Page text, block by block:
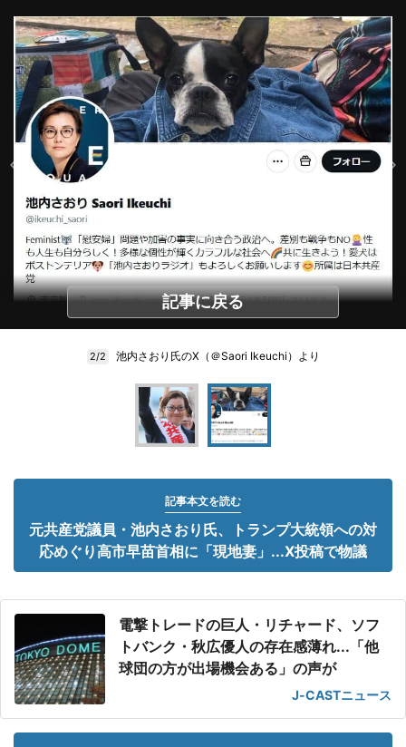
記事に戻る
2/2 池内さおり氏のX（＠Saori Ikeuchi）より
記事本文を読む
元共産党議員・池内さおり氏、トランプ大統領への対
応めぐり高市早苗首相に「現地妻」...X投稿で物議
電撃トレードの巨人・リチャード、ソフ
トバンク・秋広優人の存在感薄れ...「他
球団の方が出場機会ある」の声が
J-CASTニュース